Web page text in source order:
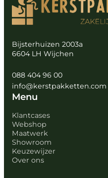
Bijsterhuizen 2003a
6604 LH Wijchen
088 404 96 00
info@kerstpakketten.com
Menu
Klantcases
Webshop
Maatwerk
Showroom
Keuzewijzer
Over ons